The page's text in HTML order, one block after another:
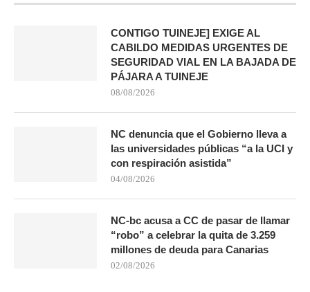
CONTIGO TUINEJE] EXIGE AL
CABILDO MEDIDAS URGENTES DE
SEGURIDAD VIAL EN LA BAJADA DE
PÁJARA A TUINEJE
08/08/2026
NC denuncia que el Gobierno lleva a
las universidades públicas “a la UCI y
con respiración asistida”
04/08/2026
NC-bc acusa a CC de pasar de llamar
“robo” a celebrar la quita de 3.259
millones de deuda para Canarias
02/08/2026